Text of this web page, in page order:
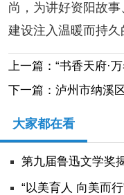
尚，为讲好资阳故
建设注入温暖而持久
上一篇：“书香天府·
下一篇：泸州市纳溪
大家都在看
第九届鲁迅文学奖
“以美育人 向美而